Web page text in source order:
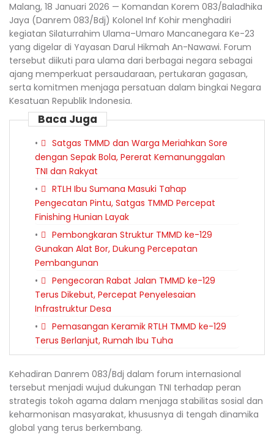
Malang, 18 Januari 2026 — Komandan Korem 083/Baladhika
Jaya (Danrem 083/Bdj) Kolonel Inf Kohir menghadiri
kegiatan Silaturrahim Ulama–Umaro Mancanegara Ke-23
yang digelar di Yayasan Darul Hikmah An-Nawawi. Forum
tersebut diikuti para ulama dari berbagai negara sebagai
ajang memperkuat persaudaraan, pertukaran gagasan,
serta komitmen menjaga persatuan dalam bingkai Negara
Kesatuan Republik Indonesia.
Baca Juga
Satgas TMMD dan Warga Meriahkan Sore
dengan Sepak Bola, Pererat Kemanunggalan
TNI dan Rakyat
RTLH Ibu Sumana Masuki Tahap
Pengecatan Pintu, Satgas TMMD Percepat
Finishing Hunian Layak
Pembongkaran Struktur TMMD ke-129
Gunakan Alat Bor, Dukung Percepatan
Pembangunan
Pengecoran Rabat Jalan TMMD ke-129
Terus Dikebut, Percepat Penyelesaian
Infrastruktur Desa
Pemasangan Keramik RTLH TMMD ke-129
Terus Berlanjut, Rumah Ibu Tuha
Kehadiran Danrem 083/Bdj dalam forum internasional
tersebut menjadi wujud dukungan TNI terhadap peran
strategis tokoh agama dalam menjaga stabilitas sosial dan
keharmonisan masyarakat, khususnya di tengah dinamika
global yang terus berkembang.